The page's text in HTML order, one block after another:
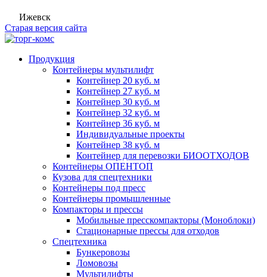
Ижевск
Старая версия сайта
Продукция
Контейнеры мультилифт
Контейнер 20 куб. м
Контейнер 27 куб. м
Контейнер 30 куб. м
Контейнер 32 куб. м
Контейнер 36 куб. м
Индивидуальные проекты
Контейнер 38 куб. м
Контейнер для перевозки БИООТХОДОВ
Контейнеры ОПЕНТОП
Кузова для спецтехники
Контейнеры под пресс
Контейнеры промышленные
Компакторы и прессы
Мобильные пресскомпакторы (Моноблоки)
Стационарные прессы для отходов
Спецтехника
Бункеровозы
Ломовозы
Мультилифты